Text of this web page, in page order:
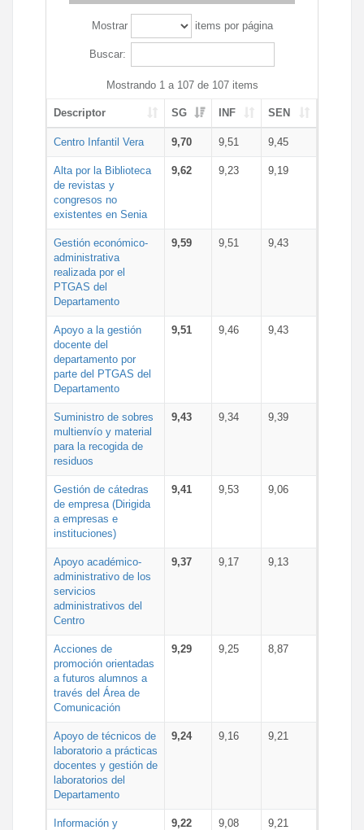
Mostrar items por página
Buscar:
Mostrando 1 a 107 de 107 items
Descriptor SG INF SEN
Centro Infantil Vera 9,70 9,51 9,45
Alta por la Biblioteca
de revistas y
congresos no
existentes en Senia
9,62 9,23 9,19
Gestión económico-
administrativa
realizada por el
PTGAS del
Departamento
9,59 9,51 9,43
Apoyo a la gestión
docente del
departamento por
parte del PTGAS del
Departamento
9,51 9,46 9,43
Suministro de sobres
multienvío y material
para la recogida de
residuos
9,43 9,34 9,39
Gestión de cátedras
de empresa (Dirigida
a empresas e
instituciones)
9,41 9,53 9,06
Apoyo académico-
administrativo de los
servicios
administrativos del
Centro
9,37 9,17 9,13
Acciones de
promoción orientadas
a futuros alumnos a
través del Área de
Comunicación
9,29 9,25 8,87
Apoyo de técnicos de
laboratorio a prácticas
docentes y gestión de
laboratorios del
Departamento
9,24 9,16 9,21
Información y
9,22 9,08 9,21